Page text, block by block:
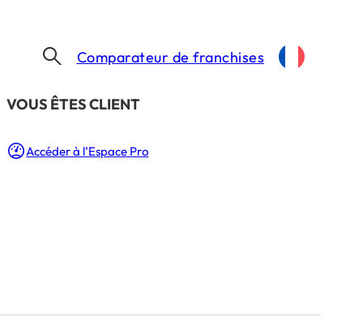
​VOUS ÊTES CLIENT
Accéder à l’Espace Pro
Comparateur de franchises
trois